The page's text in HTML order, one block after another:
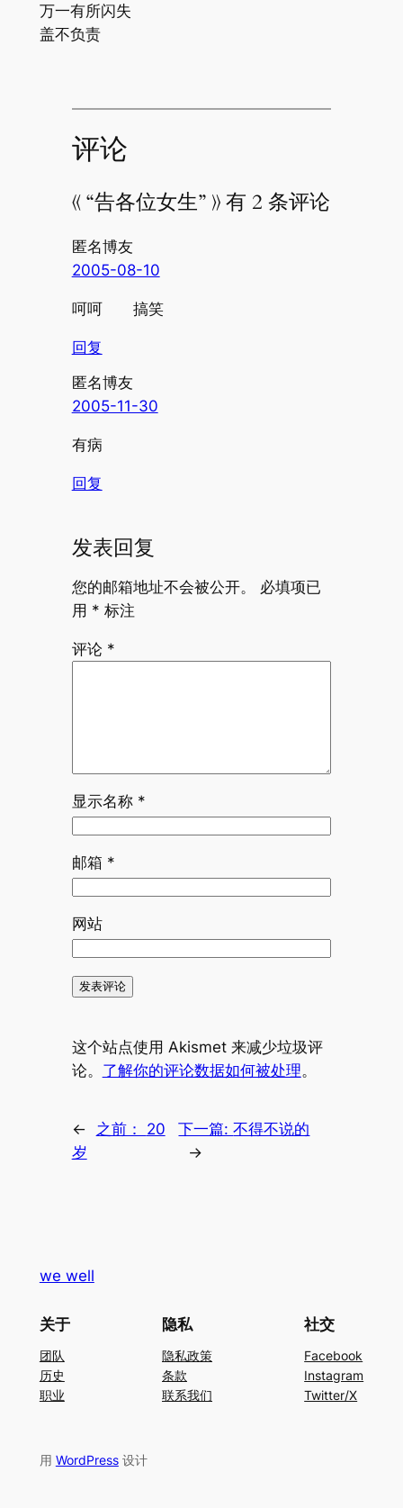
万一有所闪失
盖不负责
评论
《 “告各位女生” 》 有 2 条评论
匿名博友
2005-08-10
呵呵 搞笑
回复
匿名博友
2005-11-30
有病
回复
发表回复
您的邮箱地址不会被公开。
必填项已
用 * 标注
评论 *
显示名称 *
邮箱 *
网站
这个站点使用 Akismet 来减少垃圾评
论。 了解你的评论数据如何被处理。
← 之前： 20
岁
下一篇:不得不说的
→
we well
关于
团队
历史
职业
隐私
隐私政策
条款
联系我们
社交
Facebook
Instagram
Twitter/X
用 WordPress设计